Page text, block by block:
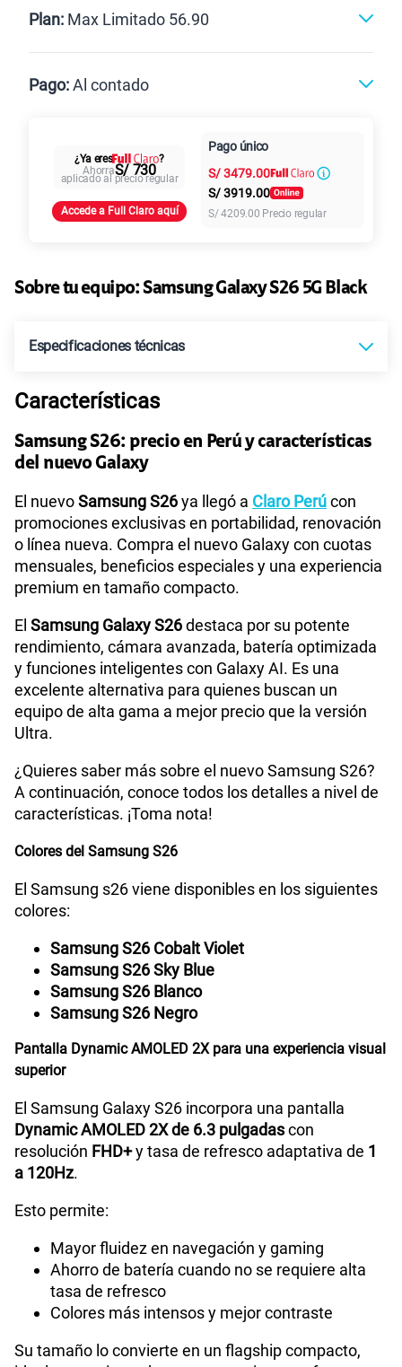
Postpago
Plan: Max Limitado 56.90
Paga solo
25GBen alta velocidad
S/29.90
30GBen alta velocidad
Paga solo
Paga solo
75 GBen alta velocidad
Ver menos planes
Pago:Al contado
Al contado Cuotas Claro
intereses
¿Ya eres
?
AhorraS/ 730
aplicado al precio regular
Accede a Full Claro aquí
Pago único
S/3479.00
S/3919.00
S/4209.00 Precio regular
Sobre tu equipo: SamsungGalaxy S26 5G Black
Especificaciones técnicas
Tecnología de Pantalla
Sistema operativo
Procesador Exynos 2600 (2nm)
WiFI
Cámara de fotos Principal
Cámara de fotos Frontal 12 MP
Radio FM
Capacidad Memoria RAM
Reconocimiento Facial
Características
Samsung S26: precio en Perú y características
del nuevo Galaxy
El nuevoSamsung S26ya llegó a Claro Perúcon
promociones exclusivas en portabilidad, renovación
o línea nueva. Compra el nuevo Galaxy con cuotas
mensuales, beneficios especiales y una experiencia
premium en tamaño compacto.
El Samsung Galaxy S26destaca por su potente
rendimiento, cámara avanzada, batería optimizada
y funciones inteligentes con Galaxy AI. Es una
excelente alternativa para quienes buscan un
equipo de alta gama a mejor precio que la versión
Ultra.
¿Quieres saber más sobre el nuevo Samsung S26?
A continuación, conoce todos los detalles a nivel de
características. ¡Toma nota!
Colores del Samsung S26
El Samsung s26 viene disponibles en los siguientes
colores:
Samsung S26 Cobalt Violet
Samsung S26 Sky Blue
Samsung S26 Blanco
Samsung S26 Negro
Pantalla Dynamic AMOLED 2X para una experiencia visual
superior
El Samsung Galaxy S26 incorpora una pantalla
Dynamic AMOLED 2X de 6.3 pulgadascon
resolución FHD+y tasa de refresco adaptativa de 1
a 120Hz.
Esto permite:
Mayor fluidez en navegación y gaming
Ahorro de batería cuando no se requiere alta
tasa de refresco
Colores más intensos y mejor contraste
Su tamaño lo convierte en un flagship compacto,